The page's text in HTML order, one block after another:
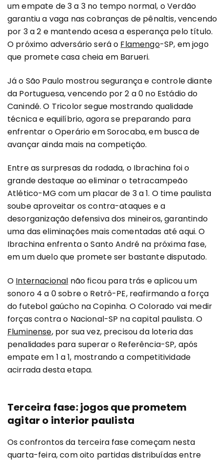
um empate de 3 a 3 no tempo normal, o Verdão
garantiu a vaga nas cobranças de pênaltis, vencendo
por 3 a 2 e mantendo acesa a esperança pelo título.
O próximo adversário será o Flamengo-SP, em jogo
que promete casa cheia em Barueri.
Já o São Paulo mostrou segurança e controle diante
da Portuguesa, vencendo por 2 a 0 no Estádio do
Canindé. O Tricolor segue mostrando qualidade
técnica e equilíbrio, agora se preparando para
enfrentar o Operário em Sorocaba, em busca de
avançar ainda mais na competição.
Entre as surpresas da rodada, o Ibrachina foi o
grande destaque ao eliminar o tetracampeão
Atlético-MG com um placar de 3 a 1. O time paulista
soube aproveitar os contra-ataques e a
desorganização defensiva dos mineiros, garantindo
uma das eliminações mais comentadas até aqui. O
Ibrachina enfrenta o Santo André na próxima fase,
em um duelo que promete ser bastante disputado.
O Internacional não ficou para trás e aplicou um
sonoro 4 a 0 sobre o Retrô-PE, reafirmando a força
do futebol gaúcho na Copinha. O Colorado vai medir
forças contra o Nacional-SP na capital paulista. O
Fluminense, por sua vez, precisou da loteria das
penalidades para superar o Referência-SP, após
empate em 1 a 1, mostrando a competitividade
acirrada desta etapa.
Terceira fase: jogos que prometem
agitar o interior paulista
Os confrontos da terceira fase começam nesta
quarta-feira, com oito partidas distribuídas entre